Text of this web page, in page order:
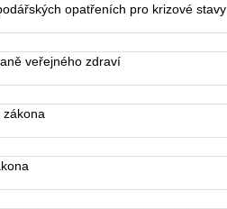
opatřeních pro krizové stavy
veřejného zdraví